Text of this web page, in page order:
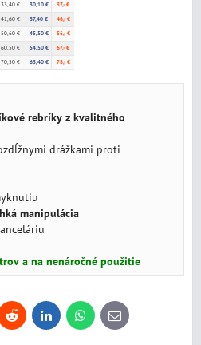
33,40 € 30,10 € 37,- €
41,60 € 37,40 € 46,- €
50,60 € 45,50 € 56,- €
60,50 € 54,50 € 67,- €
70,50 € 63,40 € 78,- €
rebríky z kvalitného
drážkami proti
manipulácia
a na nenáročné použitie
Reddit LinkedInWhatsApp
E-
mail